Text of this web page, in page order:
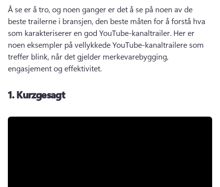
Å se er å tro, og noen ganger er det å se på noen av de
beste trailerne i bransjen, den beste måten for å forstå hva
som karakteriserer en god YouTube-kanaltrailer. Her er
noen eksempler på vellykkede YouTube-kanaltrailere som
treffer blink, når det gjelder merkevarebygging,
engasjement og effektivitet.
1.Kurzgesagt